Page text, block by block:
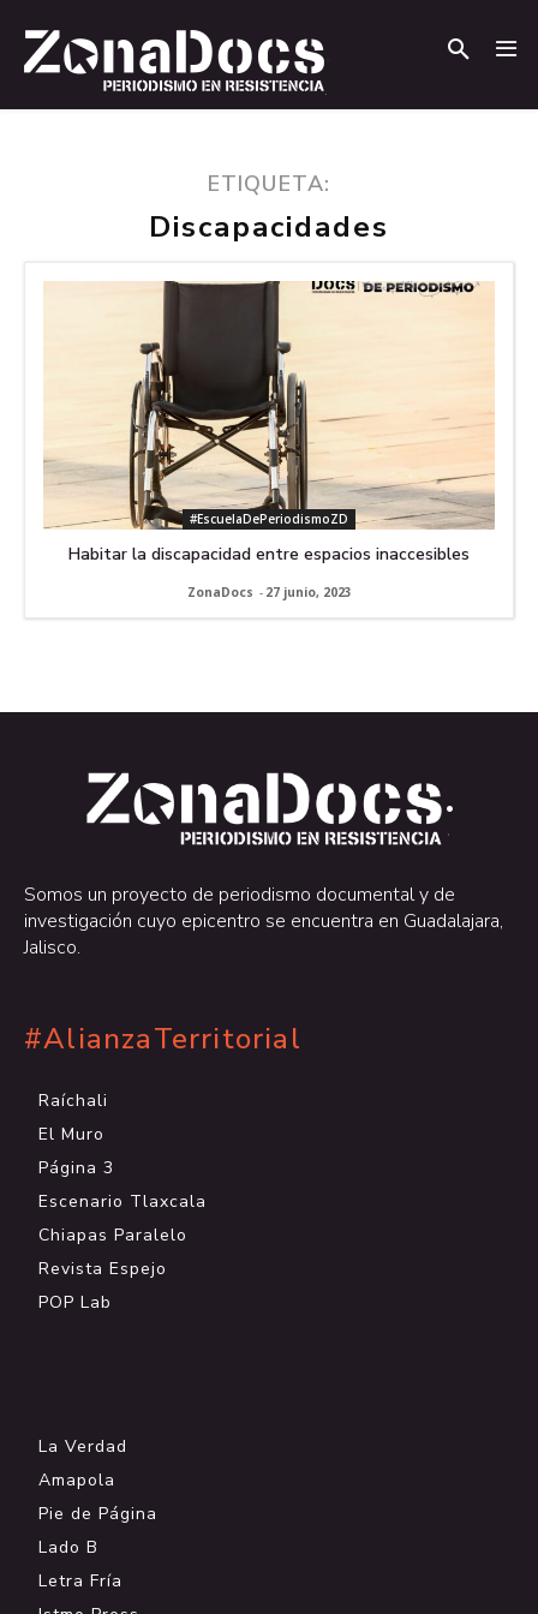
ETIQUETA:
Discapacidades
#EscuelaDePeriodismoZD
Habitar la discapacidad entre espacios inaccesibles
ZonaDocs - 27 junio, 2023
.
.
Somos un proyecto de periodismo documental y de
investigación cuyo epicentro se encuentra en Guadalajara,
Jalisco.
#AlianzaTerritorial
Raíchali
El Muro
Página 3
Escenario Tlaxcala
Chiapas Paralelo
Revista Espejo
POP Lab
La Verdad
Amapola
Pie de Página
Lado B
Letra Fría